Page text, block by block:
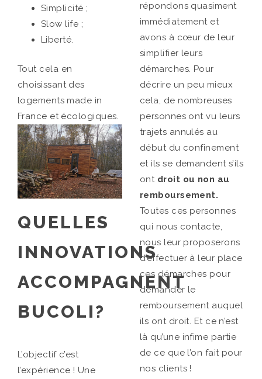
Simplicité ;
Slow life ;
Liberté.
Tout cela en
choisissant des
logements made in
France et écologiques.
QUELLES
INNOVATIONS
ACCOMPAGNENT
BUCOLI?
L’objectif c’est
l’expérience ! Une
répondons quasiment
immédiatement et
avons à cœur de leur
simplifier leurs
démarches. Pour
décrire un peu mieux
cela, de nombreuses
personnes ont vu leurs
trajets annulés au
début du confinement
et ils se demandent s’ils
ont droit ou non au
remboursement.
Toutes ces personnes
qui nous contacte,
nous leur proposerons
d’effectuer à leur place
ces démarches pour
demander le
remboursement auquel
ils ont droit. Et ce n’est
là qu’une infime partie
de ce que l’on fait pour
nos clients !